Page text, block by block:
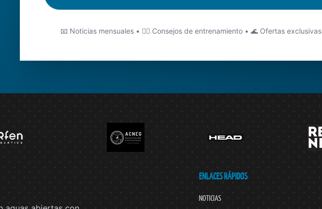
📧 Noticias mensuales • 🏊‍♂️ Consejos de entrenamiento • 🌊 Ofertas exclusivas
ENLACES RÁPIDOS
NOTICIAS